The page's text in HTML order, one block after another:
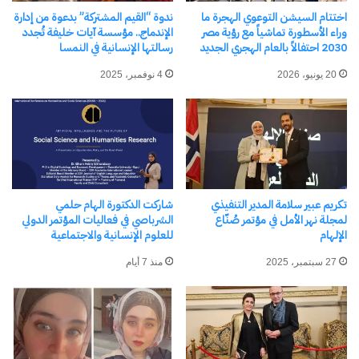
“إيديها بدأت الحلم.. وإحنا كلنا نقدر نكمّله
معجب بهذه:
اختتام السيشن التوعوي الهجرة ما
وراء الأسطورة تماشياً مع رؤية مصر
2030 احتفالاً بالعام الهجري الجديد
20 يونيو، 2026
ندوة “القيم المشتركة” بدعوة من إدارة
الإندماج.. مؤسسة آيات خليفة تُجدد
رسالتها الإنسانية في النمسا
4 نوفمبر، 2025
تكريم عبير سلامة المدير التنفيذي
لمجلة نهر الأمل في مؤتمر صُنّاع
الإلهام
27 سبتمبر، 2025
شاركت الدكتورة الهام حلمي
الشرباصي في فعاليات المؤتمر الدولي
للعلوم الإنسانية والاجتماعية
منذ 7 أيام